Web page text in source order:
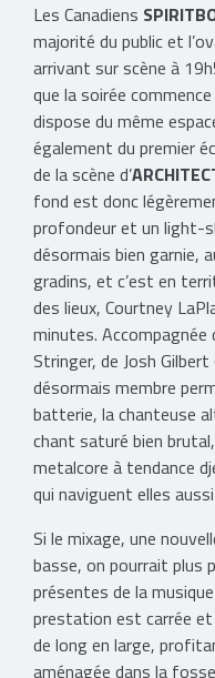
Les Canadiens
majorité du public et
arrivant sur scène à
que la soirée
dispose du même
également du premier
de la scène d’
fond est donc
profondeur et un light-
désormais bien garnie,
gradins, et c’est en
des lieux, Courtney
minutes.
Stringer, de Josh Gilbert
désormais membre
batterie, la chanteuse
chant saturé bien
metalcore à tendance
qui naviguent elles
Si le mixage, une
basse, on pourrait plus
présentes de la
prestation est carrée
de long en large,
aménagée dans la